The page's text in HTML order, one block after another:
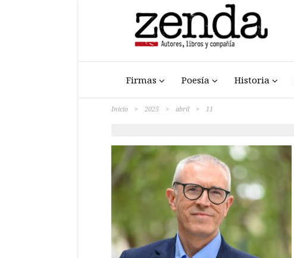
Firmas Poesía Historia
Inicio > 2025 > abril > 11